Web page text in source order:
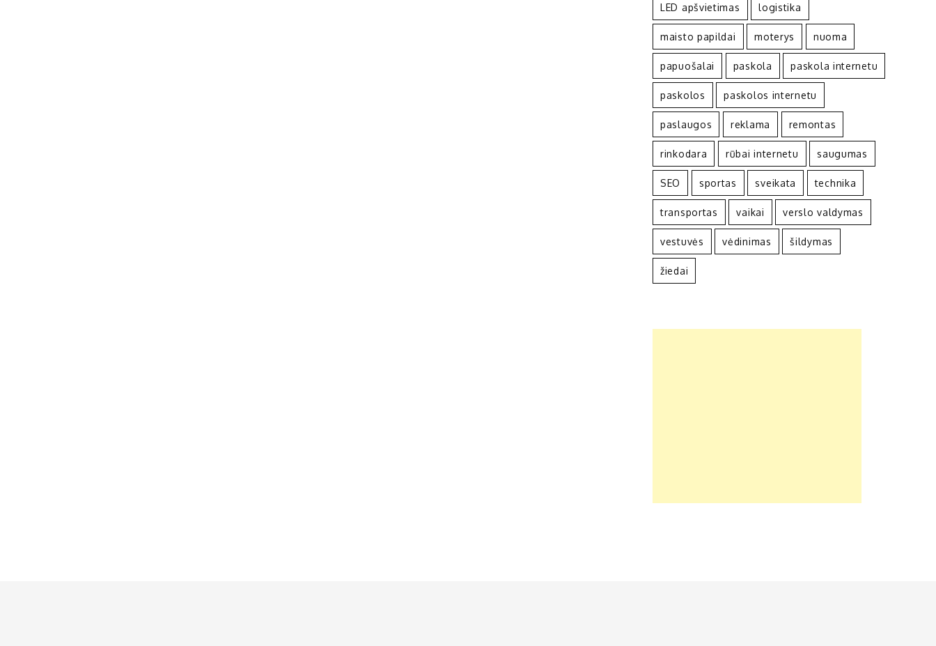
LED apšvietimas logistika
maisto papildai moterys nuoma
papuošalai paskola paskola internetu
paskolos paskolos internetu
paslaugos reklama remontas
rinkodara rūbai internetu saugumas
SEO sportas sveikata technika
transportas vaikai verslo valdymas
vestuvės vėdinimas šildymas
žiedai